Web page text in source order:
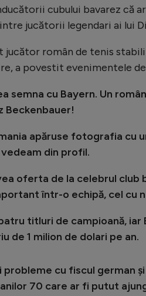
cubului bavarez că
jucătorii legendari ai lui
jucător român de tenis
a povestit evenimentele
semna cu Bayern. Un
Beckenbauer!
apăruse fotografia cu
din profil.
oferta de la celebrul
într-o echipă, cel cu
titluri de campioană, iar
de 1 milion de dolari pe an.
cu fiscul german
70 care ar fi putut